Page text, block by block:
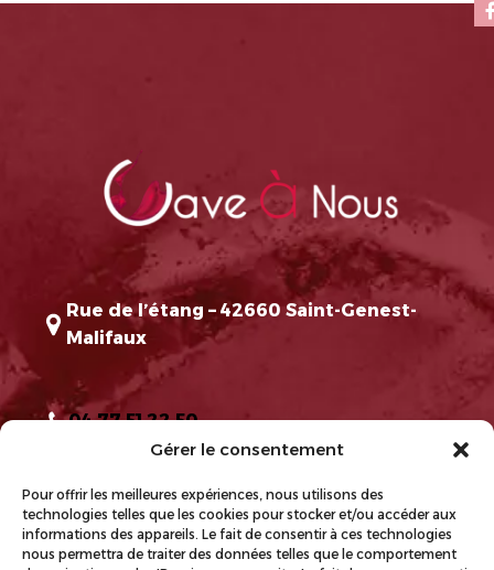
Gérer le consentement
Pour offrir les meilleures expériences, nous utilisons des
technologies telles que les cookies pour stocker et/ou accéder aux
informations des appareils. Le fait de consentir à ces technologies
nous permettra de traiter des données telles que le comportement
Rue de l’étang – 42660 Saint-Genest-
Malifaux
04 77 51 22 50
Lundi : Fermé
Mardi-jeudi-vendredi-Samedi : 9h à